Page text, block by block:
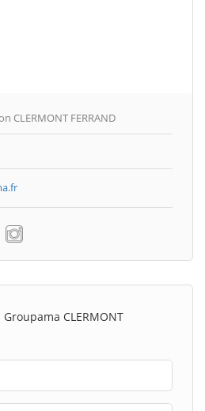
CLERMONT FERRAND
CLERMONT